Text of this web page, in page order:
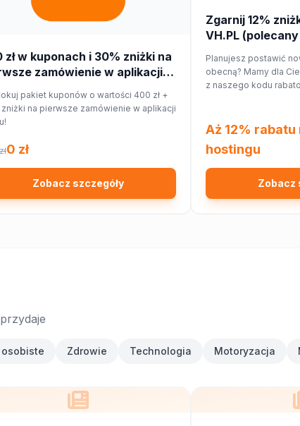
zł w kuponach i 30% zniżki na
zamówienie w aplikacji
pakiet kuponów o wartości 400 zł +
zniżki na pierwsze zamówienie w aplikacji
0 zł
Zobacz szczegóły
Zgarnij 12%
VH.PL
Planujesz postawić
obecną? Mamy dla
z naszego kodu
Aż 12% rabatu
hostingu
Zobacz
Zdrowie Technologia Motoryzacja